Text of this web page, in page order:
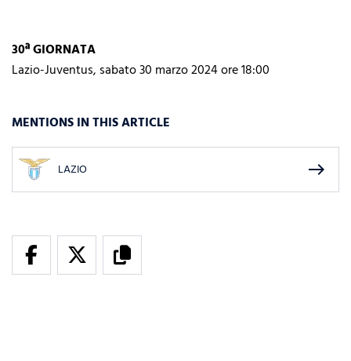
30ª GIORNATA
Lazio-Juventus, sabato 30 marzo 2024 ore 18:00
MENTIONS IN THIS ARTICLE
LAZIO east